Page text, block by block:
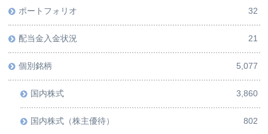
ポートフォリオ 32
配当金入金状況 21
個別銘柄 5,077
国内株式 3,860
国内株式（株主優待） 802